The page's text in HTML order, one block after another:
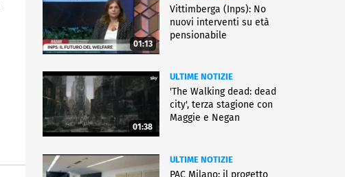
01:13
Vittimberga (Inps): No
nuovi interventi su età
pensionabile
01:38
ULTIME NOTIZIE
'The Walking dead: dead
city', terza stagione con
Maggie e Negan
ULTIME NOTIZIE
PAC Milano: il progetto